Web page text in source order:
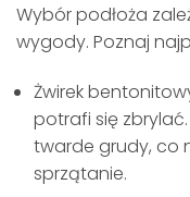
Wybór podłoża
wygody. Poznaj
Żwirek
potrafi się
twarde grudy, co
sprzątanie.